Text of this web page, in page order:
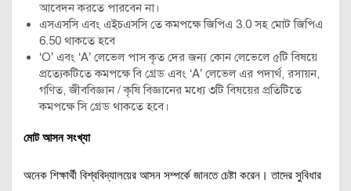
আবেদন করতে পারবেন না।
এসএসসি এবং এইচএসসি তে কমপক্ষে জিপিএ 3.0 সহ মোট জিপিএ
6.50 থাকতে হবে
‘O’ এবং ‘A’ লেভেল পাস কৃত দের জন্য কোন লেভেলে ৫টি বিষয়ে
প্রত্যেকটিতে কমপক্ষে বি গ্রেড এবং ‘A’ লেভেল এর পদার্থ, রসায়ন,
গণিত, জীববিজ্ঞান / কৃষি বিজ্ঞানের মধ্যে ৩টি বিষয়ের প্রতিটিতে
কমপক্ষে সি গ্রেড থাকতে হবে।
মোট আসন সংখ্যা
অনেক শিক্ষার্থী বিশ্ববিদ্যালয়ের আসন সম্পর্কে জানতে চেষ্টা করেন। তাদের সুবিধার